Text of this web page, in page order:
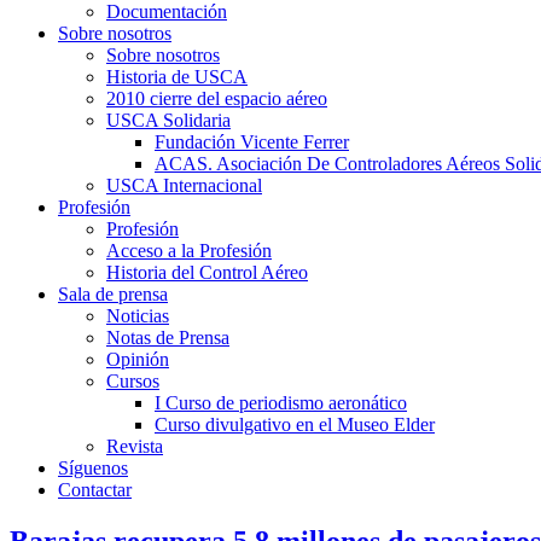
Documentación
Sobre nosotros
Sobre nosotros
Historia de USCA
2010 cierre del espacio aéreo
USCA Solidaria
Fundación Vicente Ferrer
ACAS. Asociación De Controladores Aéreos
USCA Internacional
Profesión
Profesión
Acceso a la Profesión
Historia del Control Aéreo
Sala de prensa
Noticias
Notas de Prensa
Opinión
Cursos
I Curso de periodismo aeronático
Curso divulgativo en el Museo Elder
Revista
Síguenos
Contactar